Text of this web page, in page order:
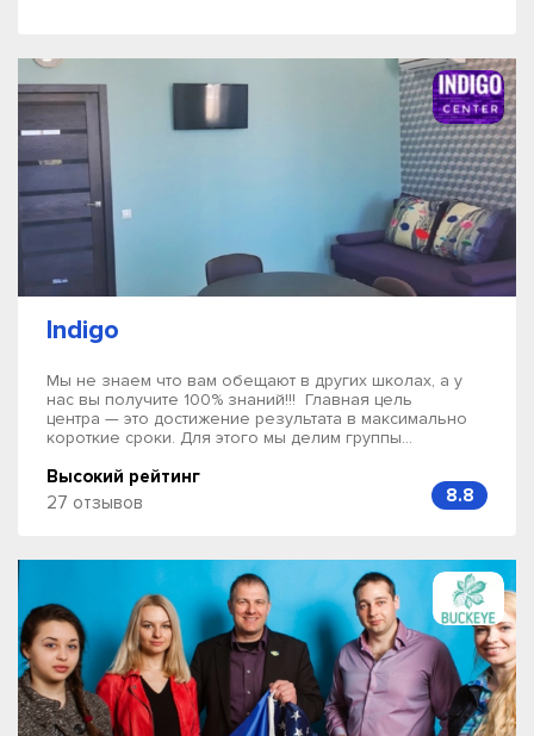
Indigo
Мы не знаем что вам обещают в других школах, а у
нас вы получите 100% знаний!!! Главная цель
центра — это достижение результата в максимально
короткие сроки. Для этого мы делим группы...
Высокий рейтинг
27 отзывов
8.8